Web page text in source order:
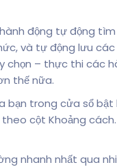
hành động tự động
và tự động lưu các
chọn – thực thi các
thế nữa.
bạn trong cửa sổ bật
cột Khoảng cách.
nhanh nhất qua